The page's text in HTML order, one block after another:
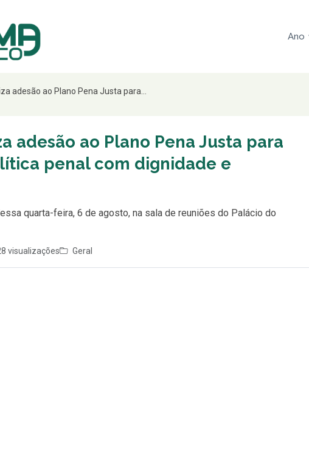
Ano
adesão ao Plano Pena Justa para...
adesão ao Plano Pena Justa para
penal com dignidade e
quarta-feira, 6 de agosto, na sala de reuniões do Palácio do
visualizações Geral